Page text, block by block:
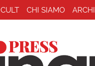
CULT CHI SIAMO